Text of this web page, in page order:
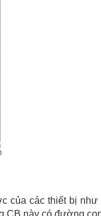
các thiết bị như